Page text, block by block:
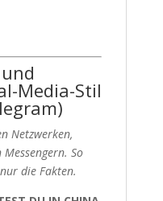
Media-Stil
Netzwerken,
So
die Fakten.